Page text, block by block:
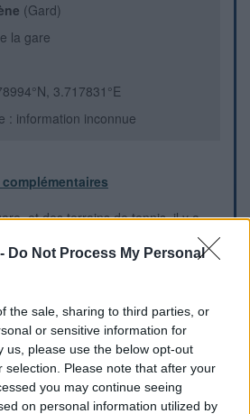
Do Not Process My Personal
the sale, sharing to third parties, or
or sensitive information for
us, please use the below opt-out
selection. Please note that after your
you may continue seeing
on personal information utilized by
(Gard)
la gare
3.717831°E
: information inconnue
et des terrains de tennis, il y a
de la voie verte Ganges ->